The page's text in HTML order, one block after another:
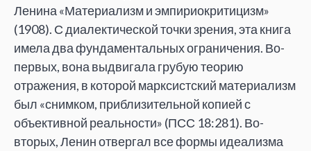
Ленина «Материализм и эмпириокритицизм»
(1908). С диалектической точки зрения, эта книга
имела два фундаментальных ограничения. Во-
первых, вона выдвигала грубую теорию
отражения, в которой марксистский материализм
был «снимком, приблизительной копией с
объективной реальности» (ПСС 18:281). Во-
вторых, Ленин отвергал все формы идеализма